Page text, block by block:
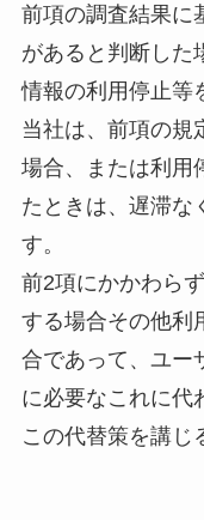
前項の調査結果に
があると判断した
情報の利用停止等
当社は、前項の規
場合、または利用
たときは、遅滞な
す。
前2項にかかわら
する場合その他利
合であって、ユー
に必要なこれに代
この代替策を講じ